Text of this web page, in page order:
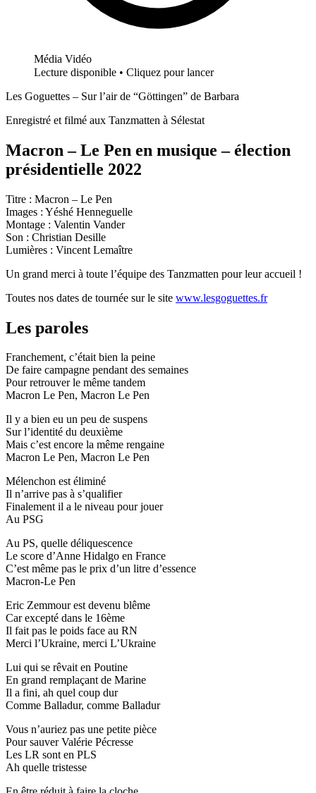
Média Vidéo
Lecture disponible • Cliquez pour lancer
Les Goguettes – Sur l’air de “Göttingen” de Barbara
Enregistré et filmé aux Tanzmatten à Sélestat
Macron – Le Pen en musique – élection
présidentielle 2022
Titre : Macron – Le Pen
Images : Yéshé Henneguelle
Montage : Valentin Vander
Son : Christian Desille
Lumières : Vincent Lemaître
Un grand merci à toute l’équipe des Tanzmatten pour leur accueil !
Toutes nos dates de tournée sur le site www.lesgoguettes.fr
Les paroles
Franchement, c’était bien la peine
De faire campagne pendant des semaines
Pour retrouver le même tandem
Macron Le Pen, Macron Le Pen
Il y a bien eu un peu de suspens
Sur l’identité du deuxième
Mais c’est encore la même rengaine
Macron Le Pen, Macron Le Pen
Mélenchon est éliminé
Il n’arrive pas à s’qualifier
Finalement il a le niveau pour jouer
Au PSG
Au PS, quelle déliquescence
Le score d’Anne Hidalgo en France
C’est même pas le prix d’un litre d’essence
Macron-Le Pen
Eric Zemmour est devenu blême
Car excepté dans le 16ème
Il fait pas le poids face au RN
Merci l’Ukraine, merci L’Ukraine
Lui qui se rêvait en Poutine
En grand remplaçant de Marine
Il a fini, ah quel coup dur
Comme Balladur, comme Balladur
Vous n’auriez pas une petite pièce
Pour sauver Valérie Pécresse
Les LR sont en PLS
Ah quelle tristesse